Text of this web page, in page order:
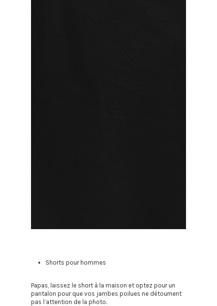
Shorts pour hommes
Papas, laissez le short à la maison et optez pour un
pantalon pour que vos jambes poilues ne détournent
pas l’attention de la photo.